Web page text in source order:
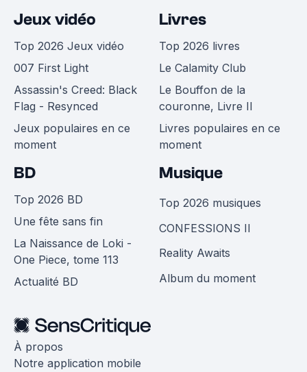
Jeux vidéo
Top 2026 Jeux vidéo
007 First Light
Assassin's Creed: Black
Flag - Resynced
Jeux populaires en ce
moment
Livres
Top 2026 livres
Le Calamity Club
Le Bouffon de la
couronne, Livre II
Livres populaires en ce
moment
BD
Top 2026 BD
Une fête sans fin
La Naissance de Loki -
One Piece, tome 113
Actualité BD
Musique
Top 2026 musiques
CONFESSIONS II
Reality Awaits
Album du moment
À propos
Notre application mobile